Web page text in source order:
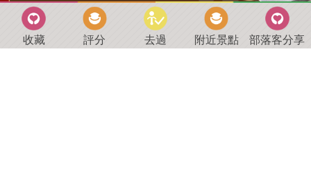
收藏 評分 去過 附近景點 部落客分享